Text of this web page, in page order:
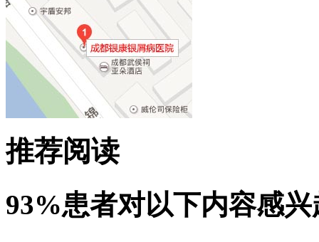
推荐阅读
93%患者对以下内容感兴